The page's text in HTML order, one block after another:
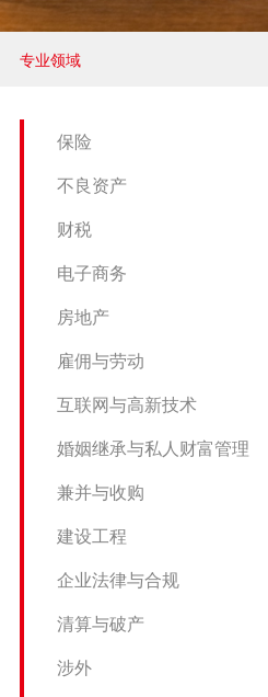
婚姻继承与私人财富管理
兼并与收购
建设工程
企业法律与合规
清算与破产
私募投资与风险投资
诉讼与争议解决
证券与资本市场
知识产权
专业领域
保险
不良资产
财税
电子商务
房地产
雇佣与劳动
互联网与高新技术
婚姻继承与私人财富管理
兼并与收购
建设工程
企业法律与合规
清算与破产
涉外